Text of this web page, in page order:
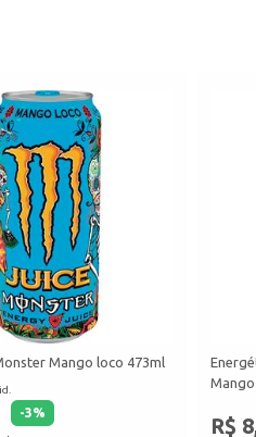
Mango loco 473ml
-3%
R$